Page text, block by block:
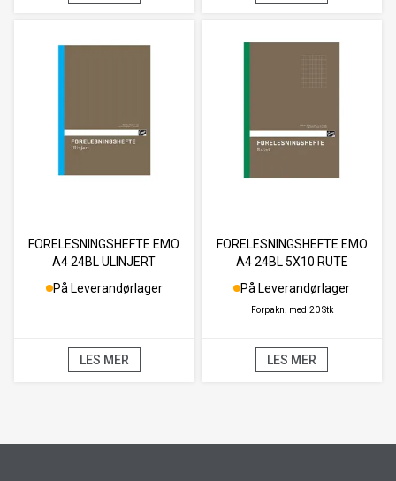
FORELESNINGSHEFTE EMO
A4 24BL ULINJERT
På Leverandørlager
LES MER
FORELESNINGSHEFTE EMO
A4 24BL 5X10 RUTE
På Leverandørlager
Forpakn. med 20 Stk
LES MER